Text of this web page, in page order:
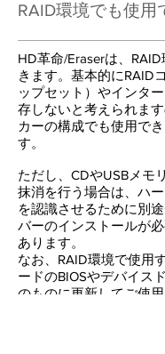
RAID環境でも使用
HD革命/Eraserは、
きます。基本的にRAID
ップセット）やインタ
存しないと考えられま
カーの構成でも使用で
す。
ただし、CDやUSBメモ
抹消を行う場合は、ハ
を認識させるために別
バーのインストールが
あります。
なお、RAID環境で使用
ードのBIOSやデバイス
のものに更新してご使